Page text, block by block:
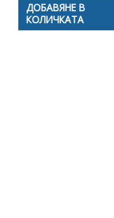
ДОБАВЯНЕ В
КОЛИЧКАТА